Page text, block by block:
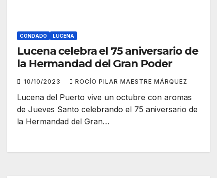
CONDADO LUCENA
Lucena celebra el 75 aniversario de
la Hermandad del Gran Poder
10/10/2023 ROCÍO PILAR MAESTRE MÁRQUEZ
Lucena del Puerto vive un octubre con aromas
de Jueves Santo celebrando el 75 aniversario de
la Hermandad del Gran…